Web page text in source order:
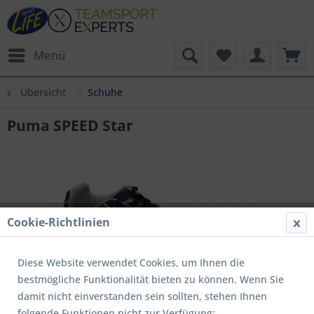
Menü
Übersicht Schuhe
Puma SPEED Star
Cookie-Richtlinien
Diese Website verwendet Cookies, um Ihnen die
bestmögliche Funktionalität bieten zu können. Wenn Sie
damit nicht einverstanden sein sollten, stehen Ihnen